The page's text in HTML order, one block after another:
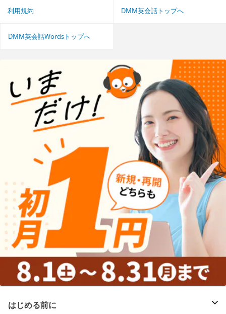
利用規約 DMM英会話トップへ
DMM英会話Wordsトップへ
はじめる前に